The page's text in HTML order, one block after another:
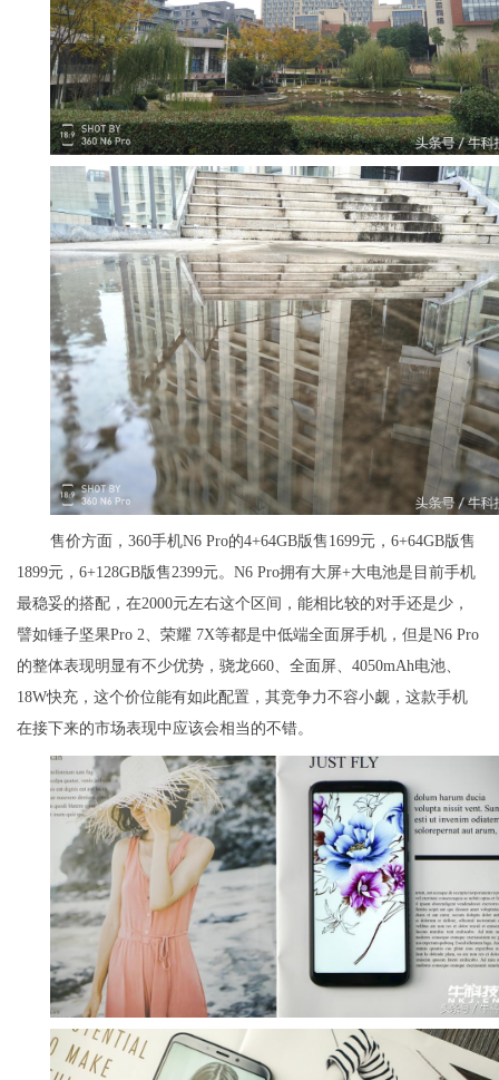
售价方面，360手机N6 Pro的4+64GB版售1699元，6+64GB版售
1899元，6+128GB版售2399元。N6 Pro拥有大屏+大电池是目前手机
最稳妥的搭配，在2000元左右这个区间，能相比较的对手还是少，
譬如锤子坚果Pro 2、荣耀 7X等都是中低端全面屏手机，但是N6 Pro
的整体表现明显有不少优势，骁龙660、全面屏、4050mAh电池、
18W快充，这个价位能有如此配置，其竞争力不容小觑，这款手机
在接下来的市场表现中应该会相当的不错。